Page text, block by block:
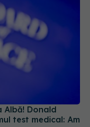
Albă! Donald
test medical: Am